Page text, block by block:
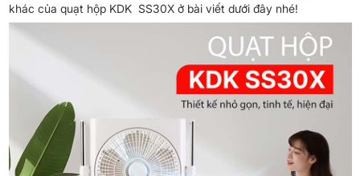
khác của quạt hộp KDK SS30X ở bài viết dưới đây nhé!